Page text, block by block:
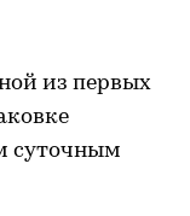
из первых
суточным